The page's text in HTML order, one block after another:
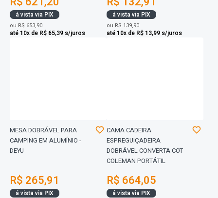
á vista via PIX
ou R$ 653,90
até 10x de R$ 65,39 s/juros
á vista via PIX
ou R$ 139,90
até 10x de R$ 13,99 s/juros
MESA DOBRÁVEL PARA
CAMPING EM ALUMÍNIO -
DEYU
R$ 265,91
á vista via PIX
CAMA CADEIRA
ESPREGUIÇADEIRA
DOBRÁVEL CONVERTA COT
COLEMAN PORTÁTIL
R$ 664,05
á vista via PIX